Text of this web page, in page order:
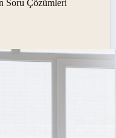
Soru Çözümleri